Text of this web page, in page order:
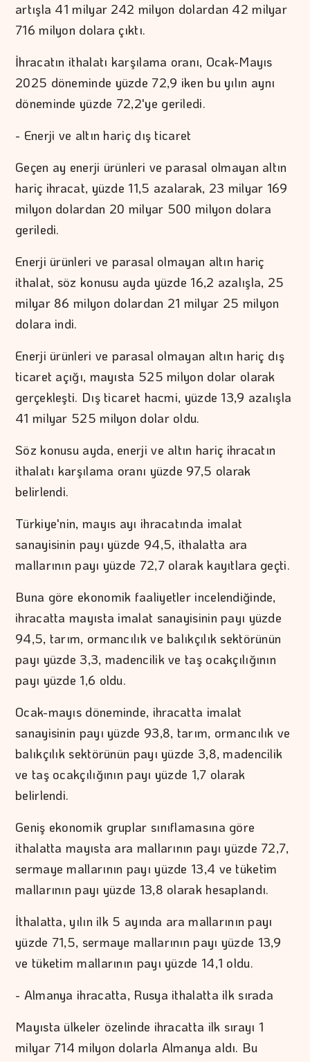
artışla 41 milyar 242 milyon dolardan 42 milyar
716 milyon dolara çıktı.
İhracatın ithalatı karşılama oranı, Ocak-Mayıs
2025 döneminde yüzde 72,9 iken bu yılın aynı
döneminde yüzde 72,2'ye geriledi.
- Enerji ve altın hariç dış ticaret
Geçen ay enerji ürünleri ve parasal olmayan altın
hariç ihracat, yüzde 11,5 azalarak, 23 milyar 169
milyon dolardan 20 milyar 500 milyon dolara
geriledi.
Enerji ürünleri ve parasal olmayan altın hariç
ithalat, söz konusu ayda yüzde 16,2 azalışla, 25
milyar 86 milyon dolardan 21 milyar 25 milyon
dolara indi.
Enerji ürünleri ve parasal olmayan altın hariç dış
ticaret açığı, mayısta 525 milyon dolar olarak
gerçekleşti. Dış ticaret hacmi, yüzde 13,9 azalışla
41 milyar 525 milyon dolar oldu.
Söz konusu ayda, enerji ve altın hariç ihracatın
ithalatı karşılama oranı yüzde 97,5 olarak
belirlendi.
Türkiye'nin, mayıs ayı ihracatında imalat
sanayisinin payı yüzde 94,5, ithalatta ara
mallarının payı yüzde 72,7 olarak kayıtlara geçti.
Buna göre ekonomik faaliyetler incelendiğinde,
ihracatta mayısta imalat sanayisinin payı yüzde
94,5, tarım, ormancılık ve balıkçılık sektörünün
payı yüzde 3,3, madencilik ve taş ocakçılığının
payı yüzde 1,6 oldu.
Ocak-mayıs döneminde, ihracatta imalat
sanayisinin payı yüzde 93,8, tarım, ormancılık ve
balıkçılık sektörünün payı yüzde 3,8, madencilik
ve taş ocakçılığının payı yüzde 1,7 olarak
belirlendi.
Geniş ekonomik gruplar sınıflamasına göre
ithalatta mayısta ara mallarının payı yüzde 72,7,
sermaye mallarının payı yüzde 13,4 ve tüketim
mallarının payı yüzde 13,8 olarak hesaplandı.
İthalatta, yılın ilk 5 ayında ara mallarının payı
yüzde 71,5, sermaye mallarının payı yüzde 13,9
ve tüketim mallarının payı yüzde 14,1 oldu.
- Almanya ihracatta, Rusya ithalatta ilk sırada
Mayısta ülkeler özelinde ihracatta ilk sırayı 1
milyar 714 milyon dolarla Almanya aldı. Bu